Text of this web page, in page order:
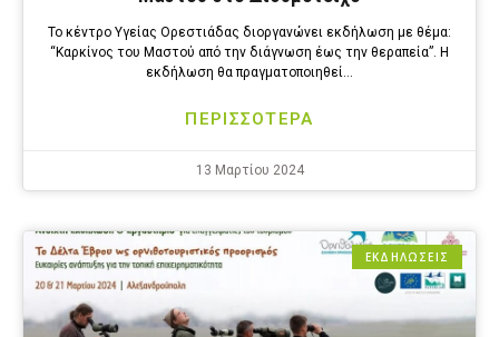
Το κέντρο Υγείας Ορεστιάδας διοργανώνει εκδήλωση με θέμα:
“Καρκίνος του Μαστού από την διάγνωση έως την θεραπεία”. Η
εκδήλωση θα πραγματοποιηθεί…
ΠΕΡΙΣΣΟΤΕΡΑ
13 Μαρτίου 2024
ΕΚΔΗΛΩΣΕΙΣ